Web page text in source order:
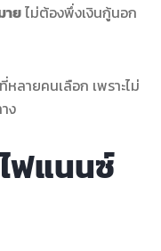
ายไม่ต้องพึ่งเงินกู้นอก
ลายคนเลือก เพราะไม่
ง
ฟแนนซ์